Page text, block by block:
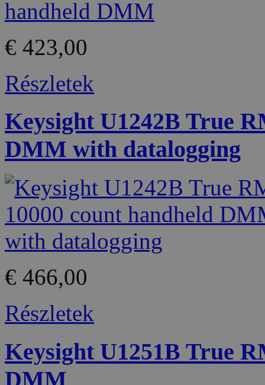
€ 423,00
Részletek
Keysight U1242B True
DMM with datalogging
€ 466,00
Részletek
Keysight U1251B True
DMM